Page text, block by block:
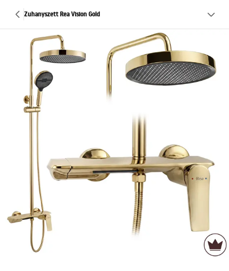
Zuhanyszett Rea Vision Gold